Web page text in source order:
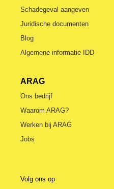
Schadegeval aangeven
Juridische documenten
Blog
Algemene informatie IDD
ARAG
Ons bedrijf
Waarom ARAG?
Werken bij ARAG
Jobs
Volg ons op